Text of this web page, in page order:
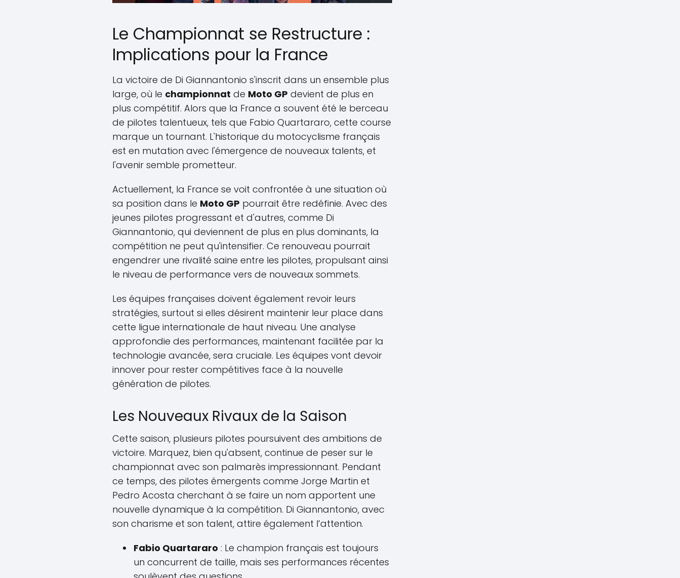
Le Championnat se Restructure :
Implications pour la France
La victoire de Di Giannantonio s'inscrit dans un ensemble plus
large, où le championnat de Moto GP devient de plus en
plus compétitif. Alors que la France a souvent été le berceau
de pilotes talentueux, tels que Fabio Quartararo, cette course
marque un tournant. L'historique du motocyclisme français
est en mutation avec l'émergence de nouveaux talents, et
l'avenir semble prometteur.
Actuellement, la France se voit confrontée à une situation où
sa position dans le Moto GP pourrait être redéfinie. Avec des
jeunes pilotes progressant et d'autres, comme Di
Giannantonio, qui deviennent de plus en plus dominants, la
compétition ne peut qu'intensifier. Ce renouveau pourrait
engendrer une rivalité saine entre les pilotes, propulsant ainsi
le niveau de performance vers de nouveaux sommets.
Les équipes françaises doivent également revoir leurs
stratégies, surtout si elles désirent maintenir leur place dans
cette ligue internationale de haut niveau. Une analyse
approfondie des performances, maintenant facilitée par la
technologie avancée, sera cruciale. Les équipes vont devoir
innover pour rester compétitives face à la nouvelle
génération de pilotes.
Les Nouveaux Rivaux de la Saison
Cette saison, plusieurs pilotes poursuivent des ambitions de
victoire. Marquez, bien qu'absent, continue de peser sur le
championnat avec son palmarès impressionnant. Pendant
ce temps, des pilotes émergents comme Jorge Martin et
Pedro Acosta cherchant à se faire un nom apportent une
nouvelle dynamique à la compétition. Di Giannantonio, avec
son charisme et son talent, attire également l’attention.
Fabio Quartararo : Le champion français est toujours
un concurrent de taille, mais ses performances récentes